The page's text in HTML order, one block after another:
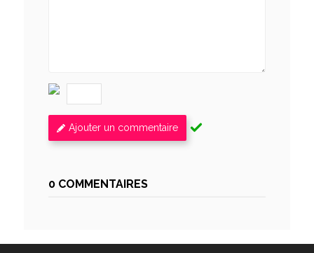
Ajouter un commentaire
0 COMMENTAIRES